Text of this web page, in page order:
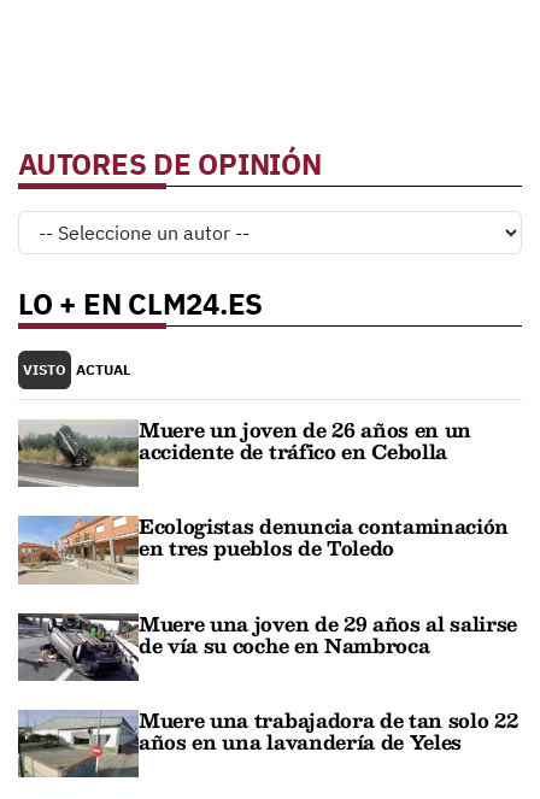
AUTORES DE OPINIÓN
LO + EN CLM24.ES
VISTO ACTUAL
Muere un joven de 26 años en un
accidente de tráfico en Cebolla
Ecologistas denuncia contaminación
en tres pueblos de Toledo
Muere una joven de 29 años al salirse
de vía su coche en Nambroca
Muere una trabajadora de tan solo 22
años en una lavandería de Yeles